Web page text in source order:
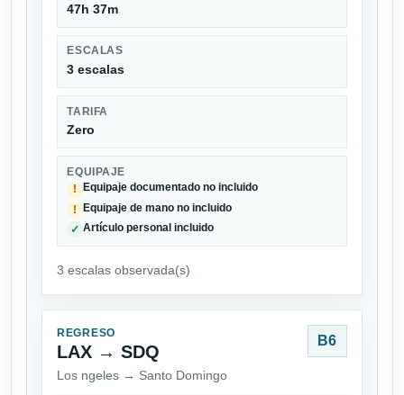
47h 37m
ESCALAS
3 escalas
TARIFA
Zero
EQUIPAJE
!
Equipaje documentado no incluido
! Equipaje de mano no incluido
✓ Artículo personal incluido
3 escalas observada(s)
REGRESO
LAX → SDQ
Los ngeles → Santo Domingo
B6